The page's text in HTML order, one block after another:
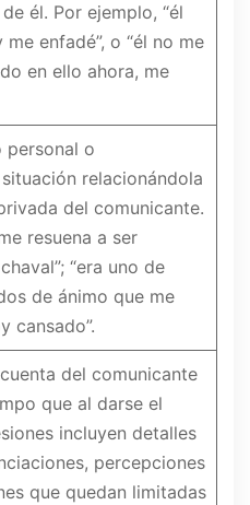
él. Por ejemplo, “él
enfadé”, o “él no me
en ello ahora, me
personal o
relacionándola
del comunicante.
resuena a ser
“era uno de
de ánimo que me
cansado”.
del comunicante
que al darse el
incluyen detalles
percepciones
que quedan limitadas